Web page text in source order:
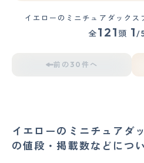
イエローのミニチュアダック
全121 頭 1/
前の30件へ
イエローのミニチュアダ
の値段・掲載数などにつ